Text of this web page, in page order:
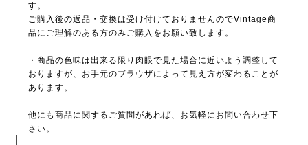
す。
ご購入後の返品・交換は受け付けておりませんのでVintage商
品にご理解のある方のみご購入をお願い致します。
・商品の色味は出来る限り肉眼で見た場合に近いよう調整して
おりますが、お手元のブラウザによって見え方が変わることが
あります。
他にも商品に関するご質問があれば、お気軽にお問い合わせ下
さい。